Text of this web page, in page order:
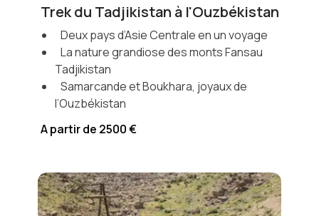
Trek du Tadjikistan à l'Ouzbékistan
Deux pays d’Asie Centrale en un voyage
La nature grandiose des monts Fansau
Tadjikistan
Samarcande et Boukhara, joyaux de
l’Ouzbékistan
A partir de 2500 €